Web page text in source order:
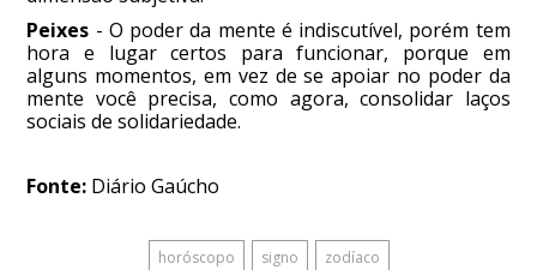
Peixes - O poder da mente é indiscutível, porém tem
hora e lugar certos para funcionar, porque em
alguns momentos, em vez de se apoiar no poder da
mente você precisa, como agora, consolidar laços
sociais de solidariedade.
Fonte: Diário Gaúcho
horóscopo signo zodíaco